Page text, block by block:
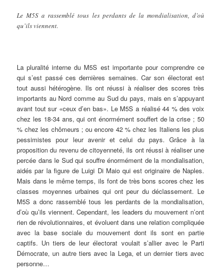
Le M5S a rassemblé tous les perdants de la mondialisation, d’où
qu’ils viennent.
La pluralité interne du M5S est importante pour comprendre ce
qui s’est passé ces dernières semaines. Car son électorat est
tout aussi hétérogène. Ils ont réussi à réaliser des scores très
importants au Nord comme au Sud du pays, mais en s’appuyant
avant tout sur «ceux d’en bas». Le M5S a réalisé 44 % des voix
chez les 18-34 ans, qui ont énormément souffert de la crise ; 50
% chez les chômeurs ; ou encore 42 % chez les Italiens les plus
pessimistes pour leur avenir et celui du pays. Grâce à la
proposition du revenu de citoyenneté, ils ont réussi à réaliser une
percée dans le Sud qui souffre énormément de la mondialisation,
aidés par la figure de Luigi Di Maio qui est originaire de Naples.
Mais dans le même temps, ils font de très bons scores chez les
classes moyennes urbaines qui ont peur du déclassement. Le
M5S a donc rassemblé tous les perdants de la mondialisation,
d’où qu’ils viennent. Cependant, les leaders du mouvement n’ont
rien de révolutionnaires, et évoluent dans une relation compliquée
avec la base sociale du mouvement dont ils sont en partie
captifs. Un tiers de leur électorat voulait s’allier avec le Parti
Démocrate, un autre tiers avec la Lega, et un dernier tiers avec
personne…